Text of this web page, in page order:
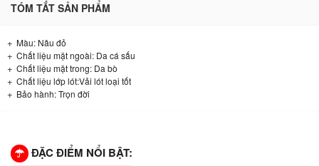
TÓM TẮT SẢN PHẨM
Màu: Nâu đỏ
Chất liệu mặt ngoài: Da cá sấu
Chất liệu mặt trong: Da bò
Chất liệu lớp lót:Vải lót loại tốt
Bảo hành: Trọn đời
ĐẶC ĐIỂM NỔI BẬT: